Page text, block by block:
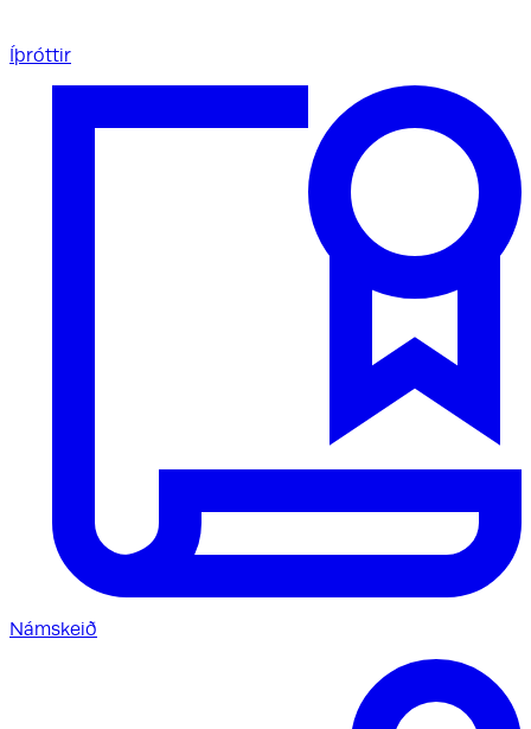
Íþróttir
Námskeið